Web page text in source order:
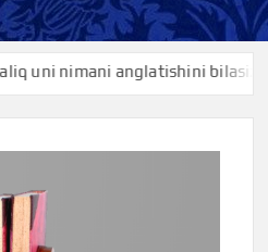
nimani anglatishini bilasizmi